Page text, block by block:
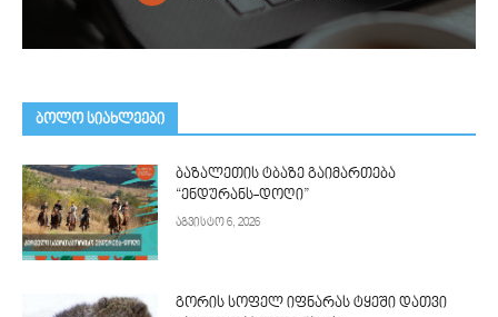
ᲑᲝᲚᲝ ᲡᲘᲐᲮᲚᲔᲔᲑᲘ
ბაზალეთის ტბაზე გაიმართება
“ენდურანს-დოღი”
აგვისტო 6, 2026
გორის სოფელ იფნარას ტყეში დათვი